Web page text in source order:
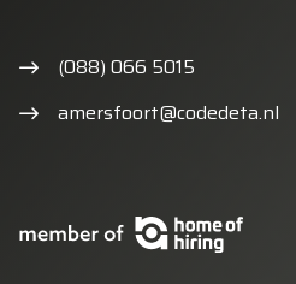
(088) 066 5015
amersfoort@codedeta.nl